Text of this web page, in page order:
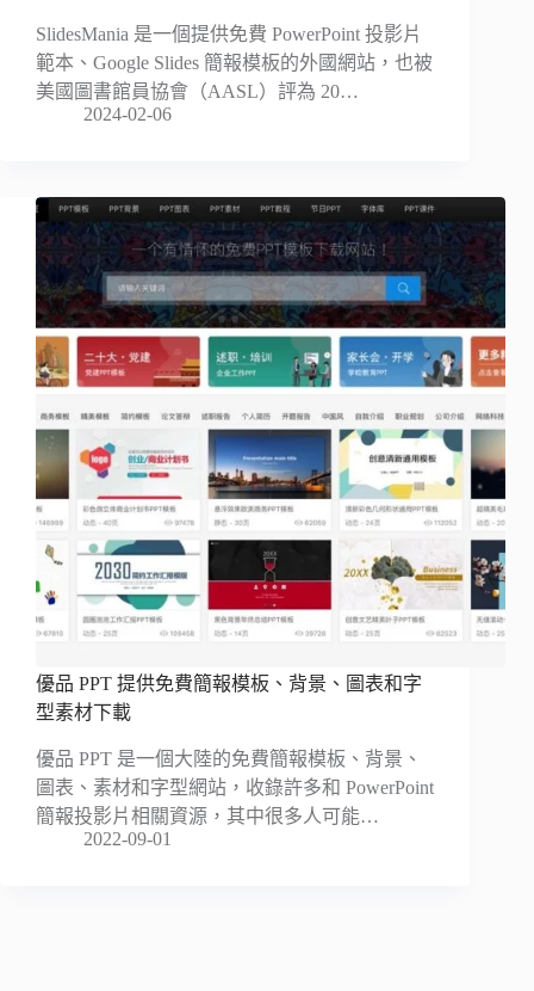
SlidesMania 是一個提供免費 PowerPoint 投影片
範本、Google Slides 簡報模板的外國網站，也被
美國圖書館員協會（AASL）評為 20…
2024-02-06
優品 PPT 提供免費簡報模板、背景、圖表和字
型素材下載
優品 PPT 是一個大陸的免費簡報模板、背景、
圖表、素材和字型網站，收錄許多和 PowerPoint
簡報投影片相關資源，其中很多人可能…
2022-09-01